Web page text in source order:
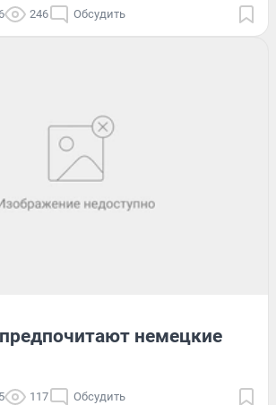
246 Обсудить
немецкие
117 Обсудить